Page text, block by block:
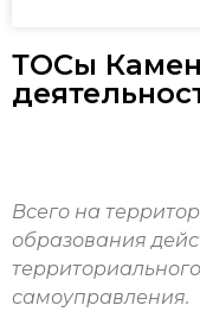
ТОСы
Всего на
образования
самоуправления.